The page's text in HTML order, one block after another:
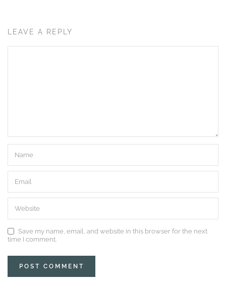
LEAVE A REPLY
Save my name, email, and website in this browser for the next
time I comment.